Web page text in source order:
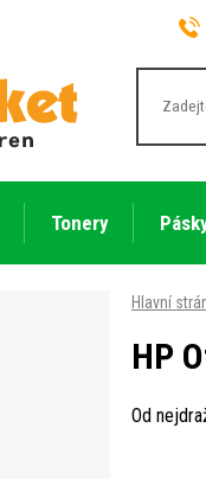
Tonery
Hlavní
HP
Od